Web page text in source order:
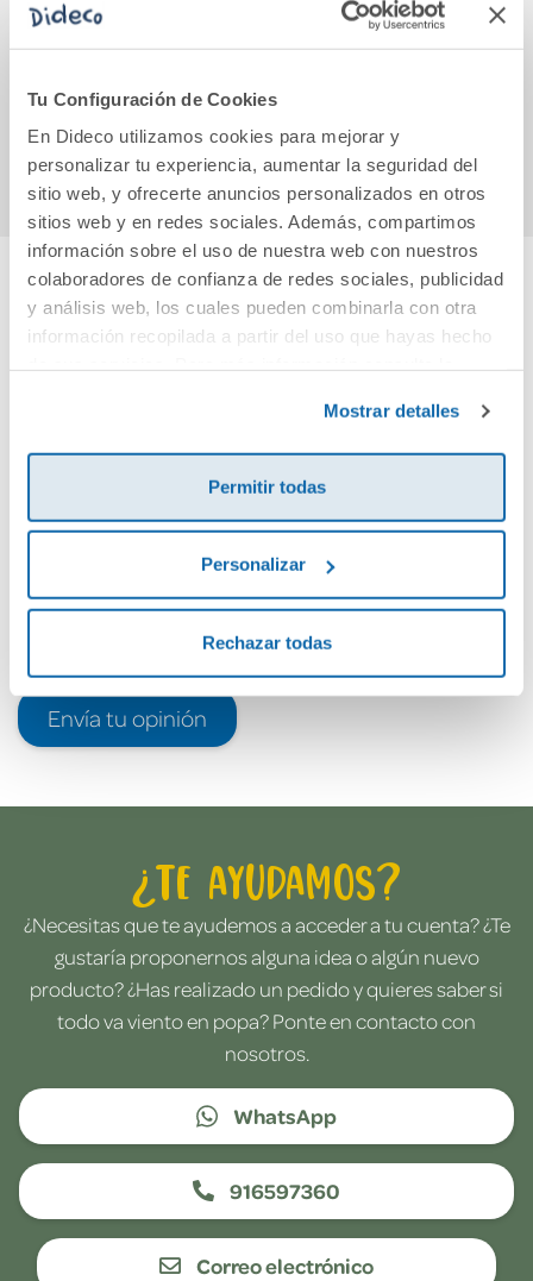
Tu Configuración de Cookies
En Dideco utilizamos cookies para mejorar y
personalizar tu experiencia, aumentar la seguridad del
sitio web, y ofrecerte anuncios personalizados en otros
sitios web y en redes sociales. Además, compartimos
información sobre el uso de nuestra web con nuestros
colaboradores de confianza de redes sociales, publicidad
y análisis web, los cuales pueden combinarla con otra
información recopilada a partir del uso que hayas hecho
Mostrar detalles
Permitir todas
Personalizar
Rechazar todas
Student s Book
with Interactive
Spanish Spea
44,20€
Comprar
3. (Comunidad en
Red)
Comprar
Cuéntanos tu opinión
¡Sé el primero en valorar este producto!
Envía tu opinión
¿Te ayudamos?
¿Necesitas que te ayudemos a acceder a tu cuenta? ¿Te
gustaría proponernos alguna idea o algún nuevo
producto? ¿Has realizado un pedido y quieres saber si
todo va viento en popa? Ponte en contacto con
nosotros.
WhatsApp
916597360
Correo electrónico